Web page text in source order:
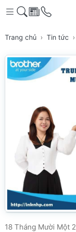
Trang chủ Tin tức
18 Tháng Mười Một